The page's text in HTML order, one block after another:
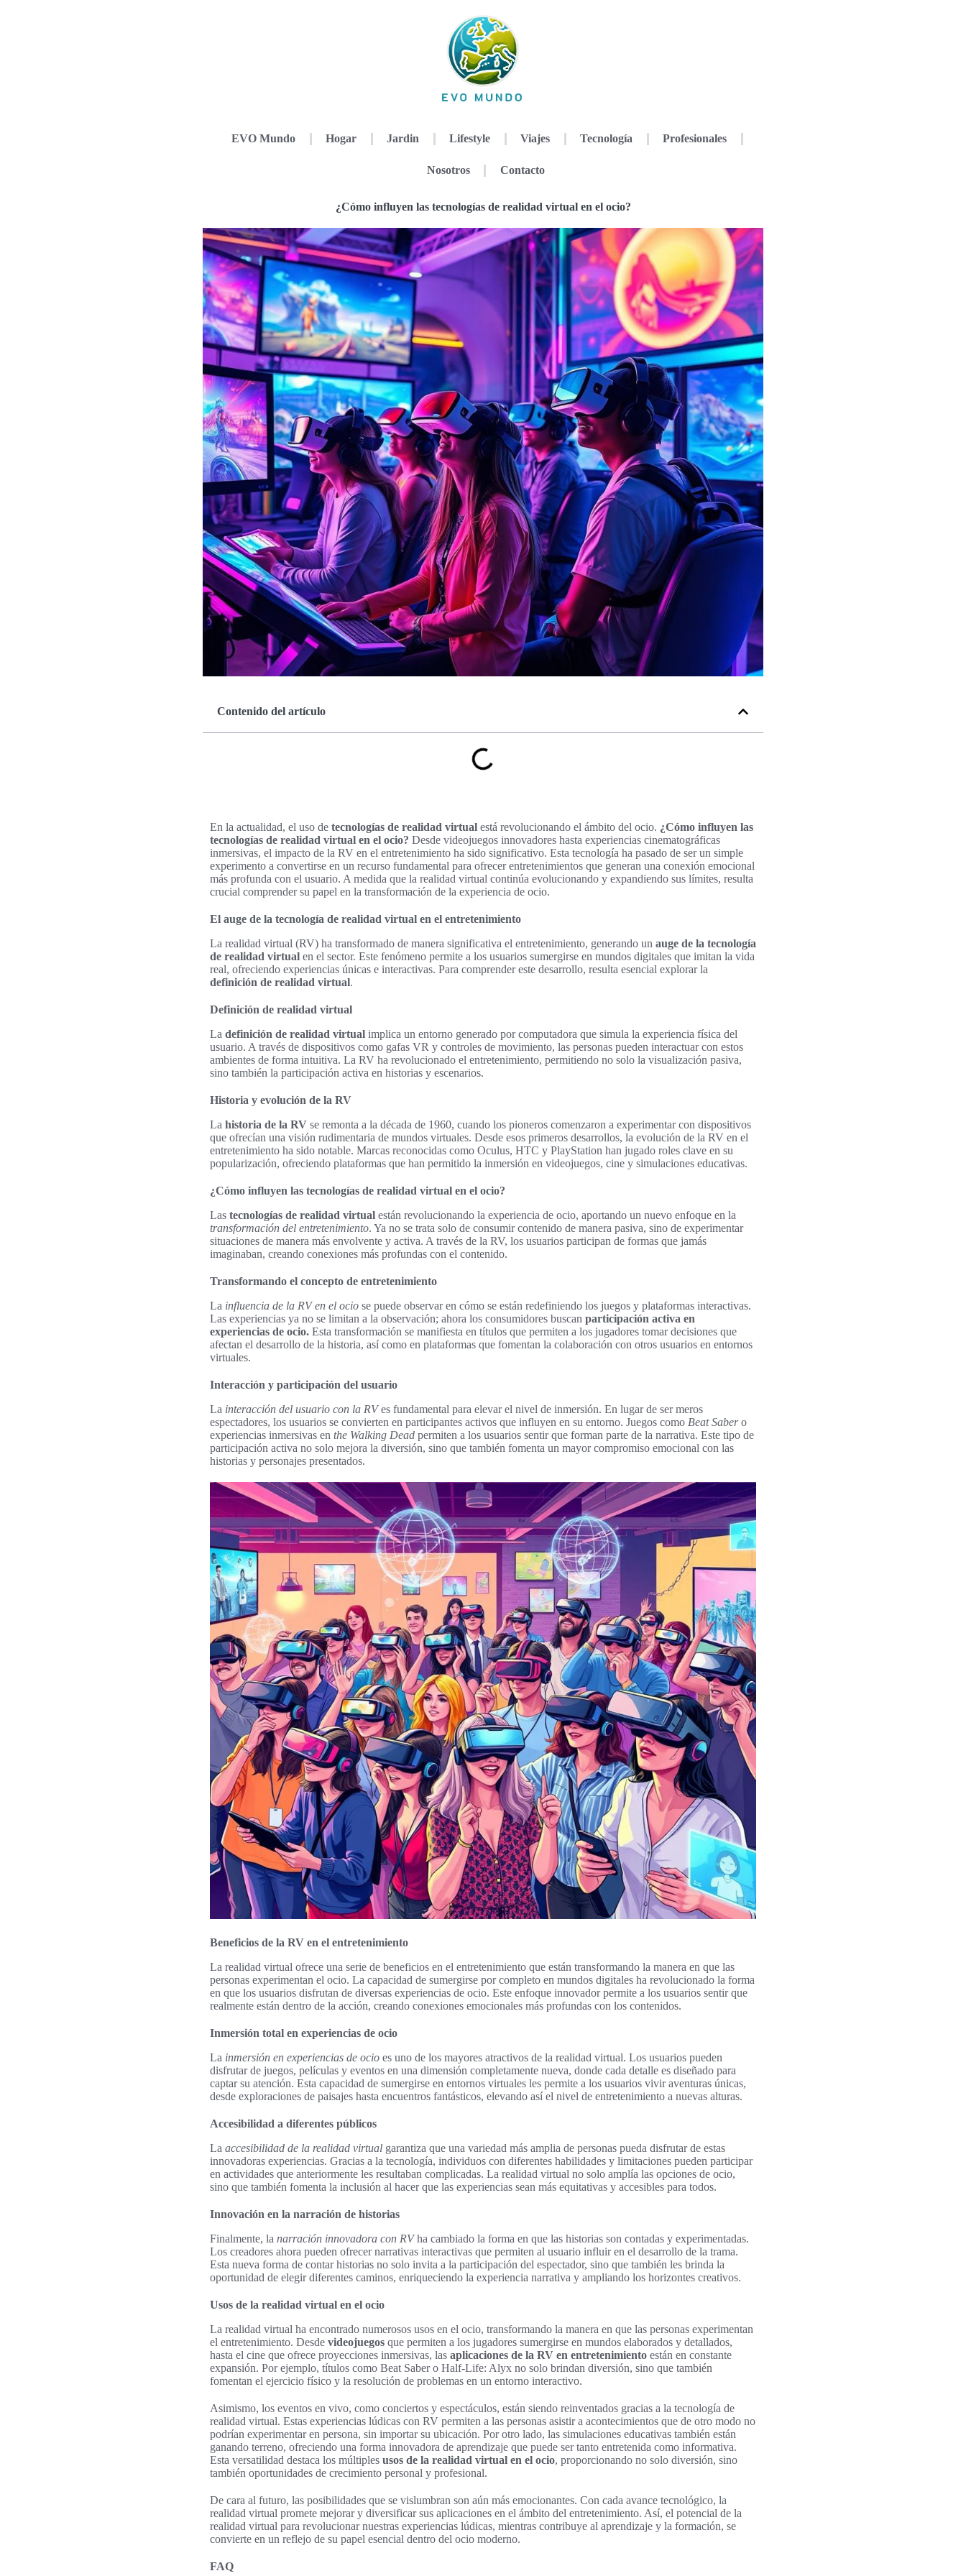
EVO Mundo Hogar Jardin Lifestyle Viajes Tecnología Profesionales
Nosotros Contacto
¿Cómo influyen las tecnologías de realidad virtual en el ocio?
Contenido del artículo
En la actualidad, el uso de tecnologías de realidad virtual está revolucionando el ámbito del ocio. ¿Cómo influyen las
tecnologías de realidad virtual en el ocio? Desde videojuegos innovadores hasta experiencias cinematográficas
inmersivas, el impacto de la RV en el entretenimiento ha sido significativo. Esta tecnología ha pasado de ser un simple
experimento a convertirse en un recurso fundamental para ofrecer entretenimientos que generan una conexión emocional
más profunda con el usuario. A medida que la realidad virtual continúa evolucionando y expandiendo sus límites, resulta
crucial comprender su papel en la transformación de la experiencia de ocio.
El auge de la tecnología de realidad virtual en el entretenimiento
La realidad virtual (RV) ha transformado de manera significativa el entretenimiento, generando un auge de la tecnología
de realidad virtual en el sector. Este fenómeno permite a los usuarios sumergirse en mundos digitales que imitan la vida
real, ofreciendo experiencias únicas e interactivas. Para comprender este desarrollo, resulta esencial explorar la
definición de realidad virtual.
Definición de realidad virtual
La definición de realidad virtual implica un entorno generado por computadora que simula la experiencia física del
usuario. A través de dispositivos como gafas VR y controles de movimiento, las personas pueden interactuar con estos
ambientes de forma intuitiva. La RV ha revolucionado el entretenimiento, permitiendo no solo la visualización pasiva,
sino también la participación activa en historias y escenarios.
Historia y evolución de la RV
La historia de la RV se remonta a la década de 1960, cuando los pioneros comenzaron a experimentar con dispositivos
que ofrecían una visión rudimentaria de mundos virtuales. Desde esos primeros desarrollos, la evolución de la RV en el
entretenimiento ha sido notable. Marcas reconocidas como Oculus, HTC y PlayStation han jugado roles clave en su
popularización, ofreciendo plataformas que han permitido la inmersión en videojuegos, cine y simulaciones educativas.
¿Cómo influyen las tecnologías de realidad virtual en el ocio?
Las tecnologías de realidad virtual están revolucionando la experiencia de ocio, aportando un nuevo enfoque en la
transformación del entretenimiento. Ya no se trata solo de consumir contenido de manera pasiva, sino de experimentar
situaciones de manera más envolvente y activa. A través de la RV, los usuarios participan de formas que jamás
imaginaban, creando conexiones más profundas con el contenido.
Transformando el concepto de entretenimiento
La influencia de la RV en el ocio se puede observar en cómo se están redefiniendo los juegos y plataformas interactivas.
Las experiencias ya no se limitan a la observación; ahora los consumidores buscan participación activa en
experiencias de ocio. Esta transformación se manifiesta en títulos que permiten a los jugadores tomar decisiones que
afectan el desarrollo de la historia, así como en plataformas que fomentan la colaboración con otros usuarios en entornos
virtuales.
Interacción y participación del usuario
La interacción del usuario con la RVes fundamental para elevar el nivel de inmersión. En lugar de ser meros
espectadores, los usuarios se convierten en participantes activos que influyen en su entorno. Juegos como Beat Sabero
experiencias inmersivas en the Walking Dead permiten a los usuarios sentir que forman parte de la narrativa. Este tipo de
participación activa no solo mejora la diversión, sino que también fomenta un mayor compromiso emocional con las
historias y personajes presentados.
Beneficios de la RV en el entretenimiento
La realidad virtual ofrece una serie de beneficios en el entretenimiento que están transformando la manera en que las
personas experimentan el ocio. La capacidad de sumergirse por completo en mundos digitales ha revolucionado la forma
en que los usuarios disfrutan de diversas experiencias de ocio. Este enfoque innovador permite a los usuarios sentir que
realmente están dentro de la acción, creando conexiones emocionales más profundas con los contenidos.
Inmersión total en experiencias de ocio
La inmersión en experiencias de ocio es uno de los mayores atractivos de la realidad virtual. Los usuarios pueden
disfrutar de juegos, películas y eventos en una dimensión completamente nueva, donde cada detalle es diseñado para
captar su atención. Esta capacidad de sumergirse en entornos virtuales les permite a los usuarios vivir aventuras únicas,
desde exploraciones de paisajes hasta encuentros fantásticos, elevando así el nivel de entretenimiento a nuevas alturas.
Accesibilidad a diferentes públicos
La accesibilidad de la realidad virtual garantiza que una variedad más amplia de personas pueda disfrutar de estas
innovadoras experiencias. Gracias a la tecnología, individuos con diferentes habilidades y limitaciones pueden participar
en actividades que anteriormente les resultaban complicadas. La realidad virtual no solo amplía las opciones de ocio,
sino que también fomenta la inclusión al hacer que las experiencias sean más equitativas y accesibles para todos.
Innovación en la narración de historias
Finalmente, la narración innovadora con RVha cambiado la forma en que las historias son contadas y experimentadas.
Los creadores ahora pueden ofrecer narrativas interactivas que permiten al usuario influir en el desarrollo de la trama.
Esta nueva forma de contar historias no solo invita a la participación del espectador, sino que también les brinda la
oportunidad de elegir diferentes caminos, enriqueciendo la experiencia narrativa y ampliando los horizontes creativos.
Usos de la realidad virtual en el ocio
La realidad virtual ha encontrado numerosos usos en el ocio, transformando la manera en que las personas experimentan
el entretenimiento. Desde videojuegos que permiten a los jugadores sumergirse en mundos elaborados y detallados,
hasta el cine que ofrece proyecciones inmersivas, las aplicaciones de la RV en entretenimiento están en constante
expansión. Por ejemplo, títulos como Beat Saber o Half-Life: Alyx no solo brindan diversión, sino que también
fomentan el ejercicio físico y la resolución de problemas en un entorno interactivo.
Asimismo, los eventos en vivo, como conciertos y espectáculos, están siendo reinventados gracias a la tecnología de
realidad virtual. Estas experiencias lúdicas con RV permiten a las personas asistir a acontecimientos que de otro modo no
podrían experimentar en persona, sin importar su ubicación. Por otro lado, las simulaciones educativas también están
ganando terreno, ofreciendo una forma innovadora de aprendizaje que puede ser tanto entretenida como informativa.
Esta versatilidad destaca los múltiples usos de la realidad virtual en el ocio, proporcionando no solo diversión, sino
también oportunidades de crecimiento personal y profesional.
De cara al futuro, las posibilidades que se vislumbran son aún más emocionantes. Con cada avance tecnológico, la
realidad virtual promete mejorar y diversificar sus aplicaciones en el ámbito del entretenimiento. Así, el potencial de la
realidad virtual para revolucionar nuestras experiencias lúdicas, mientras contribuye al aprendizaje y la formación, se
convierte en un reflejo de su papel esencial dentro del ocio moderno.
FAQ